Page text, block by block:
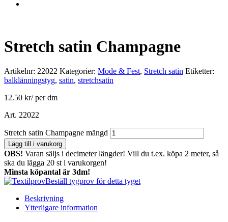
Stretch satin Champagne
Artikelnr: 22022 Kategorier: Mode & Fest, Stretch satin Etiketter:
balklänningstyg, satin, stretchsatin
12.50 kr/ per dm
Art. 22022
Stretch satin Champagne mängd
Lägg till i varukorg
OBS! Varan säljs i decimeter längder! Vill du t.ex. köpa 2 meter, så
ska du lägga 20 st i varukorgen!
Minsta köpantal är 3dm!
Beställ tygprov för detta tyget
Beskrivning
Ytterligare information